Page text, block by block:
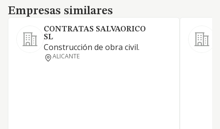
Empresas similares
Empresas similares
CONTRATAS SALVAORICO
SL
Construcción de obra civil.
ALICANTE